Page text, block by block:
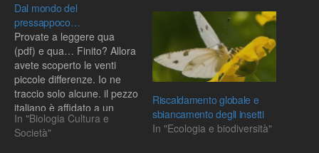
Dal mondo del
pressappoco…
Provate a leggere qua
(pdf) e qua… Finito? Allora
avete scoperto le venti
piccole differenze. Io ne
traccio solo alcune. il pezzo
italiano è affidato a un
sociologo potentemente
connotato politicamente,
In "Biologia Cultura e
Società"
Riscaldamento globale e
sbiancamento degli insetti
In "Ecologia e biodiversità"